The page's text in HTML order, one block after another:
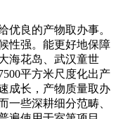
良的产物取办事。
性强。能更好地保障
海花岛、武汉童世
平方米尺度化出产
成长，产物质量取办
一些深耕细分范畴、